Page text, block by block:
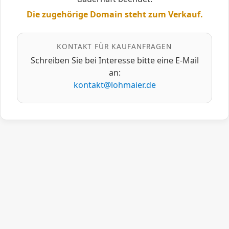
Die zugehörige Domain steht zum Verkauf.
KONTAKT FÜR KAUFANFRAGEN
Schreiben Sie bei Interesse bitte eine E‑Mail
an:
kontakt@lohmaier.de